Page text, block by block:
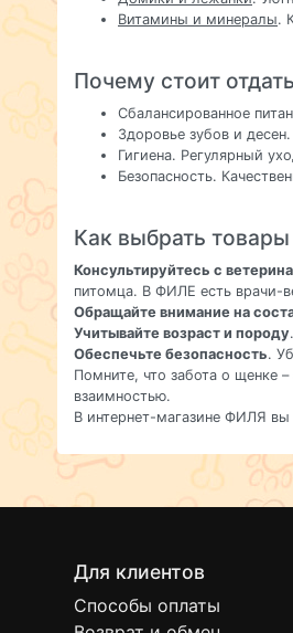
Витамины и минералы.
Почему стоит
Сбалансированное
Здоровье зубов и
Гигиена. Регулярный
Безопасность.
Как выбрать
Консультируйтесь с
питомца. В ФИЛЕ есть врачи-
Обращайте внимание на
Учитывайте возраст и породу
Обеспечьте безопасность.
Помните, что забота о щенке
взаимностью.
В интернет-магазине ФИЛЯ
Для клиентов
Способы оплаты